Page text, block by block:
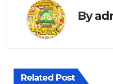
By
Related Post